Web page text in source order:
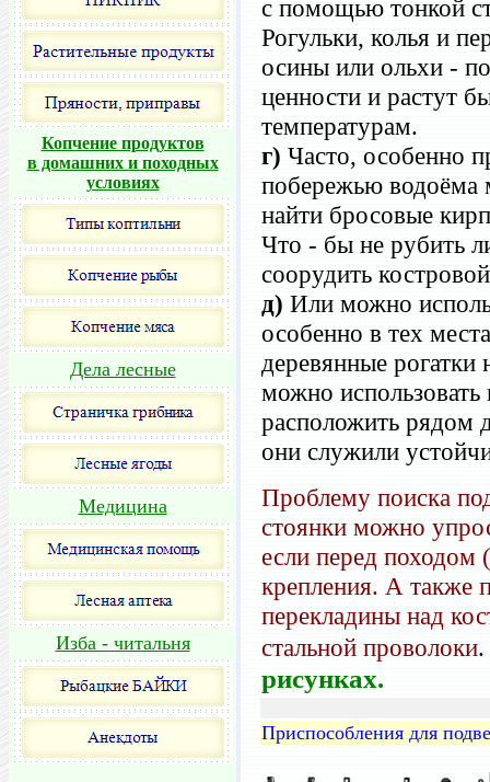
Копчение продуктов
в домашних и походных
условиях
Дела лесные
Медицина
Изба - читальня
с помощью тонкой
Рогульки, колья и
осины или ольхи -
ценности и растут
температурам.
г) Часто, особенно
побережью водоёма
найти бросовые
Что - бы не рубить
соорудить
д) Или можно
особенно в тех
деревянные
можно
расположить рядом
они служили
Проблему поиска
стоянки можно
если перед походом
крепления. А также
перекладины над
стальной проволоки.
рисунках.
Приспособления для